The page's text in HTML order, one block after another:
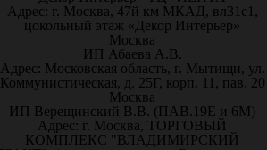
Адрес: г. Москва, 47й км МКАД, вл31с1,
цокольный этаж «Декор Интерьер»
Москва
ИП Абаева А.В.
Адрес: Московская область, г. Мытищи, ул.
Коммунистическая, д. 25Г, корп. 11, пав. 20
Москва
ИП Верещинский В.В. (ПАВ.19Е и 6М)
Адрес: г. Москва, ТОРГОВЫЙ
КОМПЛЕКС "ВЛАДИМИРСКИЙ